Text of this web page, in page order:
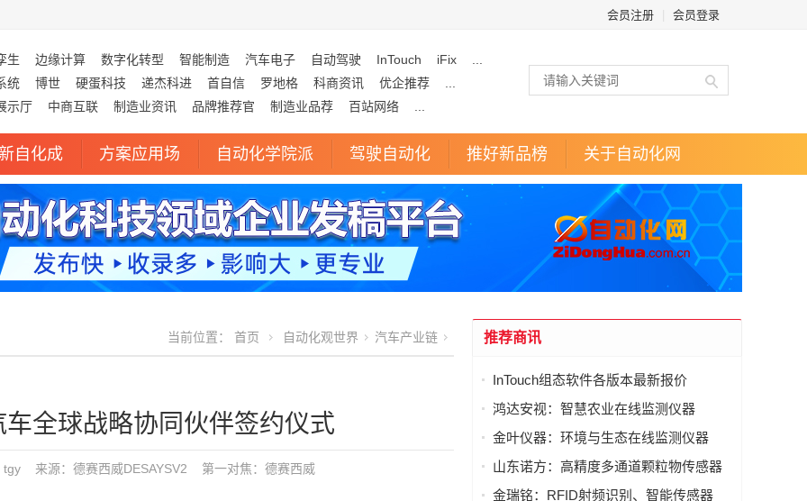
会员注册 会员登录
生 边缘计算 数字化转型 智能制造 汽车电子 自动驾驶 InTouch iFix
统
博世 硬蛋科技 递杰科进 首自信 罗地格 科商资讯 优企推荐
示厅
中商互联 制造业资讯 品牌推荐官 制造业品荐 百站网络
自化成 方案应用场 自动化学院派 驾驶自动化 推好新品榜 关于自动化网
当前位置： 首页 自动化观世界 汽车产业链
全球战略协同伙伴签约仪式
来源：德赛西威DESAYSV2 第一对焦： 德赛西威
推荐商讯
InTouch组态软件各版本最新报价
鸿达安视：智慧农业在线监测仪器
金叶仪器：环境与生态在线监测仪器
山东诺方：高精度多通道颗粒物传感器
金瑞铭：RFID射频识别、智能传感器